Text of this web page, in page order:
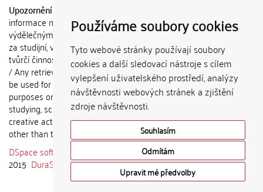
Používáme soubory cookies
Tyto webové stránky používají soubory
cookies a další sledovací nástroje s cílem
vylepšení uživatelského prostředí, analýzy
návštěvnosti webových stránek a zjištění
zdroje návštěvnosti.
Souhlasím
Odmítám
Upravit mé předvolby
Upozornění / Notice:
informace nemohou být použity k
výdělečným účelům nebo vydávány
za studijní, vědeckou nebo jinou
tvůrčí činnost jiné osoby než autora.
/ Any retrieved information shall not
be used for any commercial
purposes or claimed as results of
studying, scientific or any other
creative activities of any person
other than the author.
DSpace software
copyright © 2002-
2015 DuraSpace